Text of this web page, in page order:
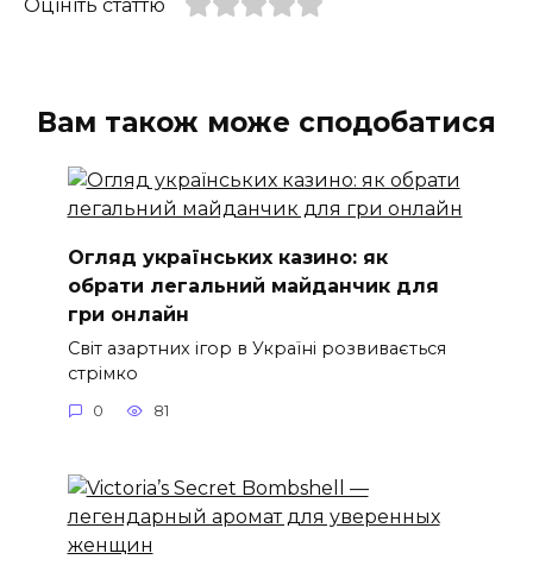
Оцініть статтю
Вам також може сподобатися
Огляд українських казино: як
обрати легальний майданчик для
гри онлайн
Світ азартних ігор в Україні розвивається
стрімко
0 81